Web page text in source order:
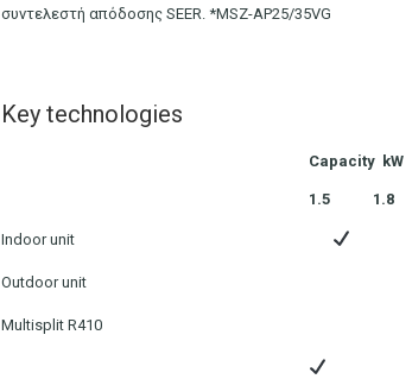
συντελεστή απόδοσης SEER. *MSZ-AP25/35VG
Key technologies
Capacity kW
1.5 1.8
Indoor unit
Outdoor unit
Multisplit R410